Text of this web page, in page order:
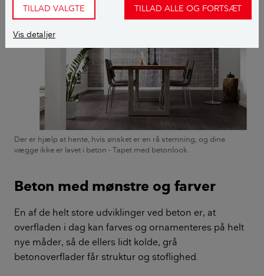
TILLAD VALGTE TILLAD ALLE OG FORTSÆT
Vis detaljer
Der er hjælp at hente, hvis ønsket er en rå stemning, og dine
vægge ikke er lavet i beton - Tapet med betonlook.
Beton med mønstre og farver
En af de helt store udviklinger ved beton er, at
overfladen i dag kan farves og ornamenteres på helt
nye måder, så de ellers lidt kolde, grå
betonoverflader får struktur og stoflighed.